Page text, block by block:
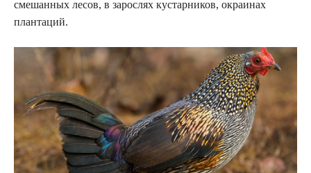
смешанных лесов, в зарослях кустарников, окраинах
плантаций.